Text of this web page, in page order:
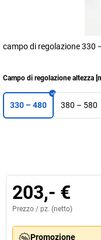
campo di regolazione 330
Campo di regolazione altezza [
330 – 480 380 – 580
203,- €
Prezzo / pz. (netto)
Promozione